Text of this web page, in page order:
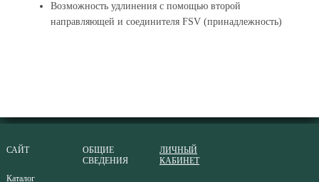
Возможность удлинения с помощью второй
направляющей и соединителя FSV (принадлежность)
САЙТ
Каталог
ОБЩИЕ
СВЕДЕНИЯ
ЛИЧНЫЙ
КАБИНЕТ